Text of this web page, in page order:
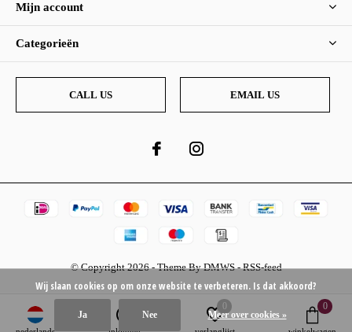
Mijn account
Categorieën
CALL US EMAIL US
© Copyright2026- Theme ByDMWS-RSS-feed
0 0
Wij slaan cookies op om onze website te verbeteren. Is dat akkoord?
Ja Nee Meer over cookies »